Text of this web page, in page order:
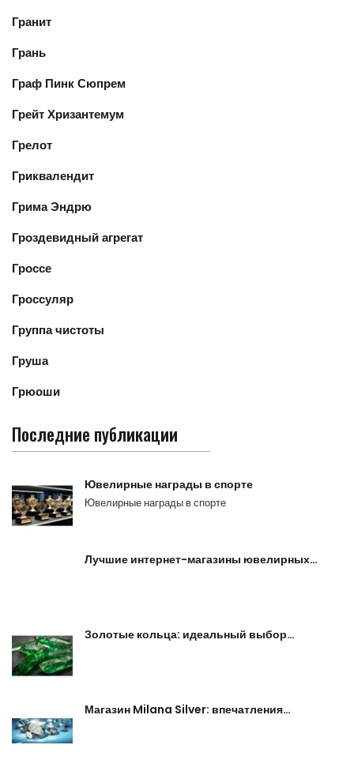
Гранит
Грань
Граф Пинк Сюпрем
Грейт Хризантемум
Грелот
Гриквалендит
Грима Эндрю
Гроздевидный агрегат
Гроссе
Гроссуляр
Группа чистоты
Груша
Грюоши
Последние публикации
Ювелирные награды в спорте
Ювелирные награды в спорте
Лучшие интернет-магазины ювелирных…
Золотые кольца: идеальный выбор…
Магазин Milana Silver: впечатления…